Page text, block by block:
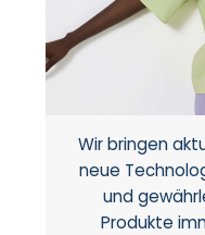
Wir bringen
neue
und
Produkte